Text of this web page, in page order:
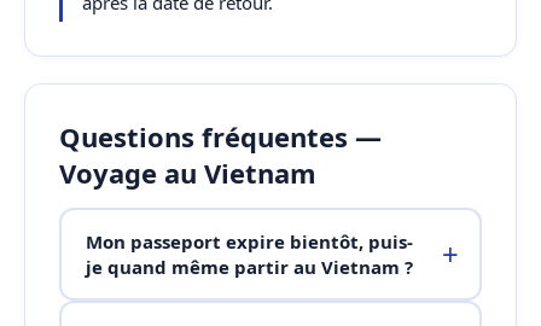
Questions fréquentes —
Voyage au Vietnam
Mon passeport expire bientôt, puis-
je quand même partir au Vietnam ?